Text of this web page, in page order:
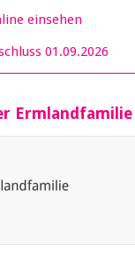
einsehen
01.09.2026
Ermlandfamilie